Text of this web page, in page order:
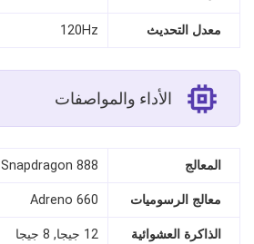
معدل التحديث 120Hz
الأداء والمواصفات
المعالج Snapdragon 888
معالج الرسوميات Adreno 660
الذاكرة العشوائية 12 جيجا, 8 جيجا